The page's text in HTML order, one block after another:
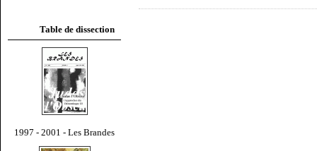
Table de dissection
1997 - 2001 - Les Brandes